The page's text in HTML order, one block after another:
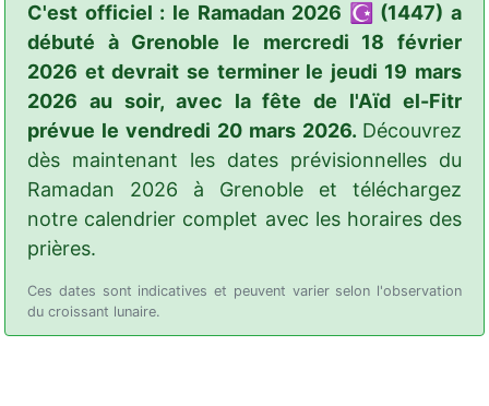
C'est officiel : le Ramadan 2026 ☪️ (1447) a
débuté à Grenoble le mercredi 18 février
2026 et devrait se terminer le jeudi 19 mars
2026 au soir, avec la fête de l'Aïd el-Fitr
prévue le vendredi 20 mars 2026. Découvrez
dès maintenant les dates prévisionnelles du
Ramadan 2026 à Grenoble et téléchargez
notre calendrier complet avec les horaires des
prières.
Ces dates sont indicatives et peuvent varier selon l'observation
du croissant lunaire.